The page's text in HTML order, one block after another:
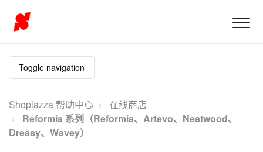
Toggle navigation
Shoplazza 帮助中心
在线商店
Reformia 系列（Reformia、Artevo、Neatwood、
Dressy、Wavey）